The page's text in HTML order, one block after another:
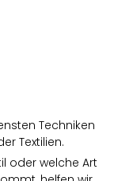
Techniken
Textilien.
oder welche Art